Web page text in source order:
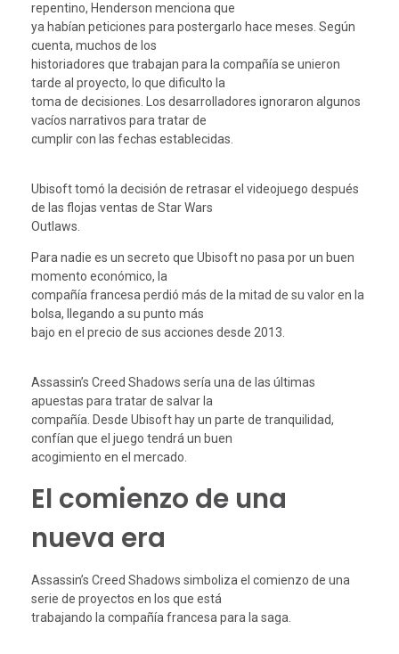
repentino, Henderson menciona que
ya habían peticiones para postergarlo hace meses. Según
cuenta, muchos de los
historiadores que trabajan para la compañía se unieron
tarde al proyecto, lo que dificulto la
toma de decisiones. Los desarrolladores ignoraron algunos
vacíos narrativos para tratar de
cumplir con las fechas establecidas.
Ubisoft tomó la decisión de retrasar el videojuego después
de las flojas ventas de Star Wars
Outlaws.
Para nadie es un secreto que Ubisoft no pasa por un buen
momento económico, la
compañía francesa perdió más de la mitad de su valor en la
bolsa, llegando a su punto más
bajo en el precio de sus acciones desde 2013.
Assassin’s Creed Shadows sería una de las últimas
apuestas para tratar de salvar la
compañía. Desde Ubisoft hay un parte de tranquilidad,
confían que el juego tendrá un buen
acogimiento en el mercado.
El comienzo de una
nueva era
Assassin’s Creed Shadows simboliza el comienzo de una
serie de proyectos en los que está
trabajando la compañía francesa para la saga.